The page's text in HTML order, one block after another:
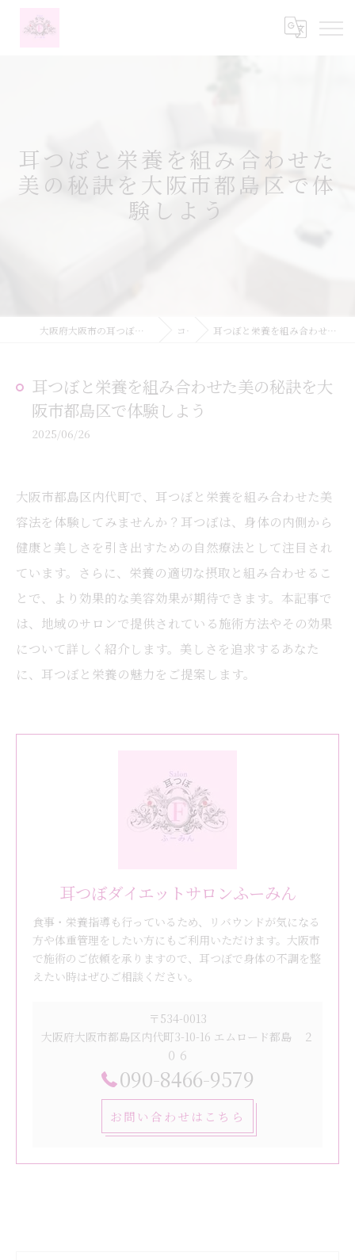
耳つぼと栄養を組み合わせた
美の秘訣を大阪市都島区で体
験しよう
大阪府大阪市の耳つぼなら耳つぼダイエットサロンふーみん コラム 耳つぼと栄養を組み合わせた美の秘訣を大阪市都島区で体験しよう
耳つぼと栄養を組み合わせた美の秘訣を大
阪市都島区で体験しよう
2025/06/26
大阪市都島区内代町で、耳つぼと栄養を組み合わせた美
容法を体験してみませんか？耳つぼは、身体の内側から
健康と美しさを引き出すための自然療法として注目され
ています。さらに、栄養の適切な摂取と組み合わせるこ
とで、より効果的な美容効果が期待できます。本記事で
は、地域のサロンで提供されている施術方法やその効果
について詳しく紹介します。美しさを追求するあなた
に、耳つぼと栄養の魅力をご提案します。
耳つぼダイエットサロンふーみん
食事・栄養指導も行っているため、リバウンドが気になる
方や体重管理をしたい方にもご利用いただけます。大阪市
で施術のご依頼を承りますので、耳つぼで身体の不調を整
えたい時はぜひご相談ください。
〒534-0013
大阪府大阪市都島区内代町3-10-16 エムロード都島 ２
０６
090-8466-9579
お問い合わせはこちら